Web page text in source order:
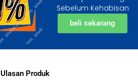
Sebelum Kehabisan
beli sekarang
Ulasan Produk